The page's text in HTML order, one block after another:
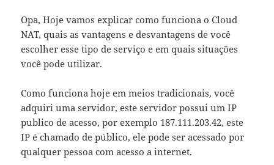
Opa, Hoje vamos explicar como funciona o Cloud
NAT, quais as vantagens e desvantagens de você
escolher esse tipo de serviço e em quais situações
você pode utilizar.
Como funciona hoje em meios tradicionais, você
adquiri uma servidor, este servidor possui um IP
publico de acesso, por exemplo 187.111.203.42, este
IP é chamado de público, ele pode ser acessado por
qualquer pessoa com acesso a internet.